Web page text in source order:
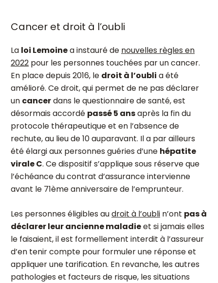
Cancer et droit à l’oubli
La loi Lemoinea instauré de nouvelles règles en
2022 pour les personnes touchées par un cancer.
En place depuis 2016, le droit à l’oubli a été
amélioré. Ce droit, qui permet de ne pas déclarer
un cancerdans le questionnaire de santé, est
désormais accordé passé 5 ansaprès la fin du
protocole thérapeutique et en l’absence de
rechute, au lieu de 10 auparavant. Il a par ailleurs
été élargi aux personnes guéries d’une hépatite
virale C. Ce dispositif s’applique sous réserve que
l’échéance du contrat d’assurance intervienne
avant le 71èmeanniversaire de l’emprunteur.
Les personnes éligibles audroit à l’oubli n’ont pas à
déclarer leur ancienne maladieet si jamais elles
le faisaient, il est formellement interdit à l’assureur
d’en tenir compte pour formuler une réponse et
appliquer une tarification. En revanche, les autres
pathologies et facteurs de risque, les situations